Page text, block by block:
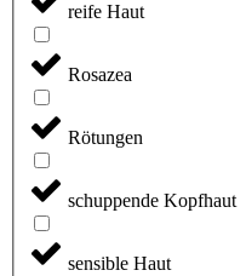
reife Haut
Rosazea
Rötungen
schuppende Kopfhaut
sensible Haut